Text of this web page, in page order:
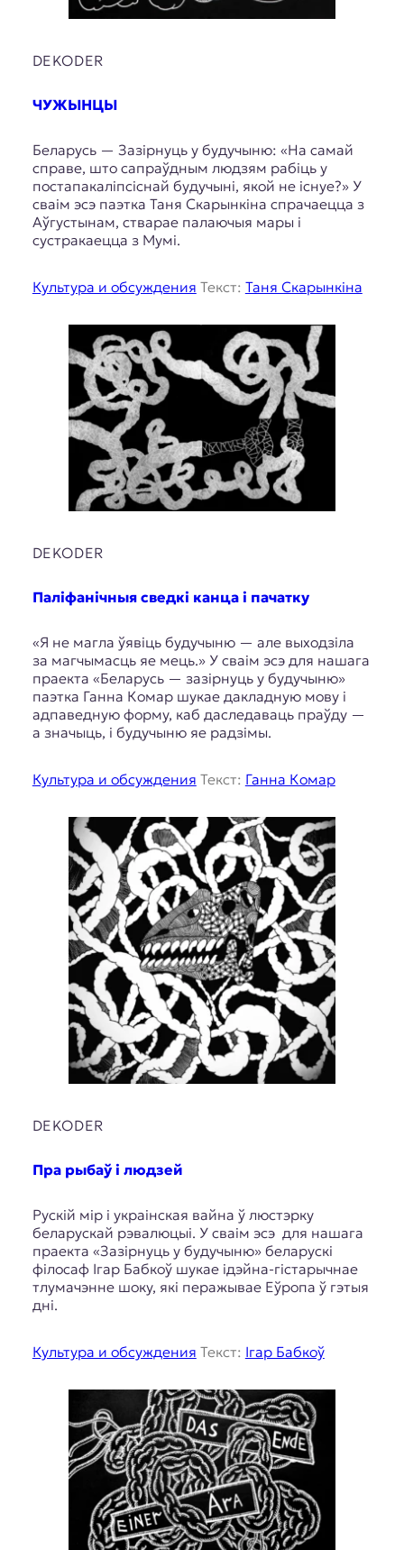
DEKODER
ЧУЖЫНЦЫ
Беларусь — Зазірнуць у будучыню: «На самай
справе, што сапраўдным людзям рабіць у
постапакаліпсіснай будучыні, якой не існуе?» У
сваім эсэ паэтка Таня Скарынкіна спрачаецца з
Аўгустынам, стварае палаючыя мары і
сустракаецца з Мумі.
Культура и обсуждения Текст: Таня Скарынкіна
DEKODER
Паліфанічныя сведкі канца і пачатку
«Я не магла ўявіць будучыню — але выходзіла
за магчымасць яе мець.» У сваім эсэ для нашага
праекта «Беларусь — зазірнуць у будучыню»
паэтка Ганна Комар шукае дакладную мову і
адпаведную форму, каб даследаваць праўду —
а значыць, і будучыню яе радзімы.
Культура и обсуждения Текст: Ганна Комар
DEKODER
Пра рыбаў і людзей
Рускій мір і украінская вайна ў люстэрку
беларускай рэвалюцыі. У сваім эсэ для нашага
праекта «Зазірнуць у будучыню» беларускі
філосаф Ігар Бабкоў шукае ідэйна-гістарычнае
тлумачэнне шоку, які перажывае Еўропа ў гэтыя
дні.
Культура и обсуждения Текст: Ігар Бабкоў